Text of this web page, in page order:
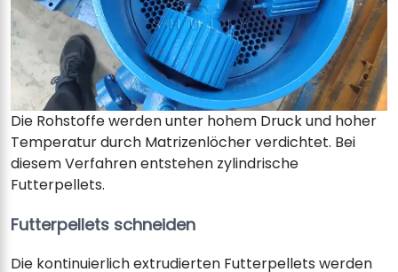
Die Rohstoffe werden unter hohem Druck und hoher
Temperatur durch Matrizenlöcher verdichtet. Bei
diesem Verfahren entstehen zylindrische
Futterpellets.
Futterpellets schneiden
Die kontinuierlich extrudierten Futterpellets werden